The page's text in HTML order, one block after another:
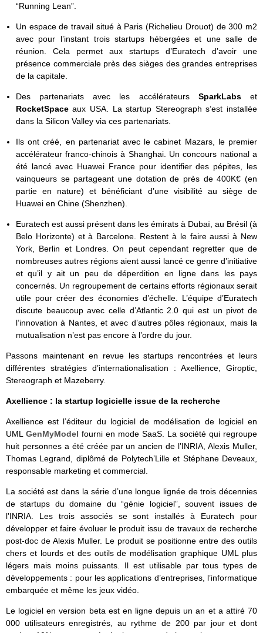
“Running Lean”.
Un espace de travail situé à Paris (Richelieu Drouot) de 300 m2
avec pour l’instant trois startups hébergées et une salle de
réunion. Cela permet aux startups d’Euratech d’avoir une
présence commerciale près des sièges des grandes entreprises
de la capitale.
Des partenariats avec les accélérateurs SparkLabset
RocketSpaceaux USA. La startup Stereograph s’est installée
dans la Silicon Valley via ces partenariats.
Ils ont créé, en partenariat avec le cabinet Mazars, le premier
accélérateur franco-chinois à Shanghai. Un concours national a
été lancé avec Huawei France pour identifier des pépites, les
vainqueurs se partageant une dotation de près de 400K€ (en
partie en nature) et bénéficiant d’une visibilité au siège de
Huawei en Chine (Shenzhen).
Euratech est aussi présent dans les émirats à Dubaï, au Brésil (à
Belo Horizonte) et à Barcelone. Restent à le faire aussi à New
York, Berlin et Londres. On peut cependant regretter que de
nombreuses autres régions aient aussi lancé ce genre d’initiative
et qu’il y ait un peu de déperdition en ligne dans les pays
concernés. Un regroupement de certains efforts régionaux serait
utile pour créer des économies d’échelle. L’équipe d’Euratech
discute beaucoup avec celle d’Atlantic 2.0 qui est un pivot de
l’innovation à Nantes, et avec d’autres pôles régionaux, mais la
mutualisation n’est pas encore à l’ordre du jour.
Passons maintenant en revue les startups rencontrées et leurs
différentes stratégies d’internationalisation : Axellience, Giroptic,
Stereograph et Mazeberry.
Axellience : la startup logicielle issue de la recherche
Axellience est l’éditeur du logiciel de modélisation de logiciel en
UML GenMyModel fourni en mode SaaS. La société qui regroupe
huit personnes a été créée par un ancien de l’INRIA, Alexis Muller,
Thomas Legrand, diplômé de Polytech’Lille et Stéphane Deveaux,
responsable marketing et commercial.
La société est dans la série d’une longue lignée de trois décennies
de startups du domaine du “génie logiciel”, souvent issues de
l’INRIA. Les trois associés se sont installés à Euratech pour
développer et faire évoluer le produit issu de travaux de recherche
post-doc de Alexis Muller. Le produit se positionne entre des outils
chers et lourds et des outils de modélisation graphique UML plus
légers mais moins puissants. Il est utilisable par tous types de
développements : pour les applications d’entreprises, l’informatique
embarquée et même les jeux vidéo.
Le logiciel en version beta est en ligne depuis un an et a attiré 70
000 utilisateurs enregistrés, au rythme de 200 par jour et dont